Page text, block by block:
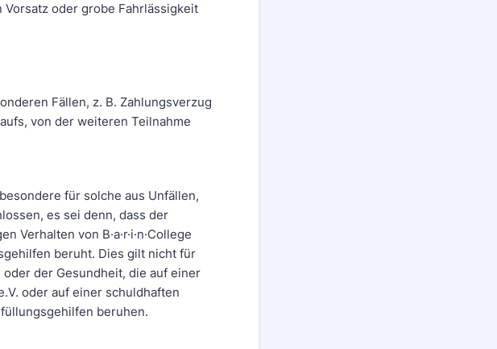
oder grobe Fahrlässigkeit
Fällen, z. B. Zahlungsverzug
von der weiteren Teilnahme
für solche aus Unfällen,
es sei denn, dass der
von B·a·r·i·n·College
beruht. Dies gilt nicht für
der Gesundheit, die auf einer
oder auf einer schuldhaften
beruhen.